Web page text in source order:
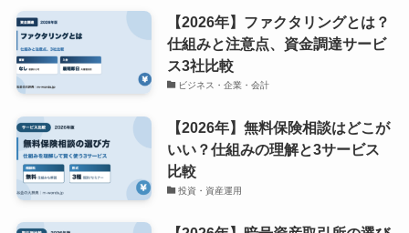
【2026年】ファクタリングとは？
仕組みと注意点、資金調達サービ
ス3社比較
ビジネス・企業・会計
【2026年】無料保険相談はどこが
いい？仕組みの理解と3サービス
比較
投資・資産運用